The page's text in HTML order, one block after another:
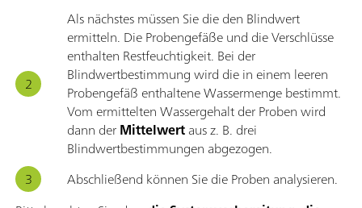
Als nächstes müssen Sie die den Blindwert
ermitteln. Die Probengefäße und die Verschlüsse
enthalten Restfeuchtigkeit. Bei der
Blindwertbestimmung wird die in einem leeren
Probengefäß enthaltene Wassermenge bestimmt.
Vom ermittelten Wassergehalt der Proben wird
dann derMittelwertaus z. B. drei
Blindwertbestimmungen abgezogen.
Abschließend können Sie die Proben analysieren.